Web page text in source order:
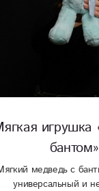
Мягкая
Плюшевая
ваш
Будет